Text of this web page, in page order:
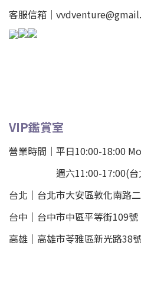
客服信箱｜
VIP鑑賞室
營業時間｜平日10:00-18:00
週六11:00-17:00(台北
台北 ｜ 台北市大安區敦化南路
台中｜ 台中市中區平等街109號
高雄｜ 高雄市苓雅區新光路38